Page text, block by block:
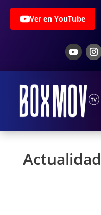
Ver en YouTube
Actualidad